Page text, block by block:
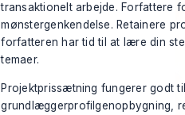
transaktionelt arbejde. Forfattere
mønstergenkendelse. Retainere
forfatteren har tid til at lære din
temaer.
Projektprissætning fungerer godt
grundlæggerprofilgenopbygning,